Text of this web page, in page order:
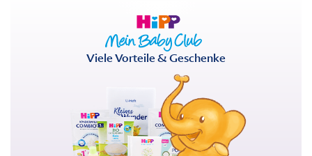
Viele Vorteile & Geschenke